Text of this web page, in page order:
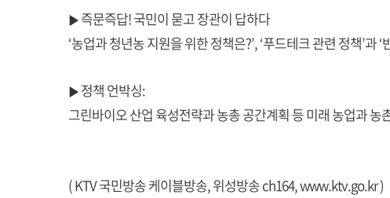
▶ 즉문즉답! 국민이 묻고 장관이 답하다
‘농업과 청년농 지원을 위한 정책은?’, ‘푸드테크 관련 정책’
▶ 정책 언박싱:
그린바이오 산업 육성전략과 농총 공간계획 등 미래 농업과
( KTV 국민방송 케이블방송, 위성방송 ch164,www.ktv.go.kr)